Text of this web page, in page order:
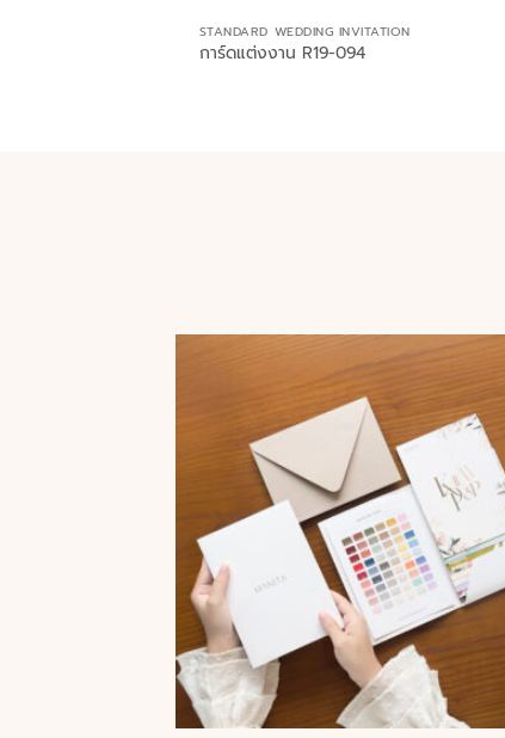
STANDARD WEDDING INVITATION
การ์ดแต่งงาน R19-094